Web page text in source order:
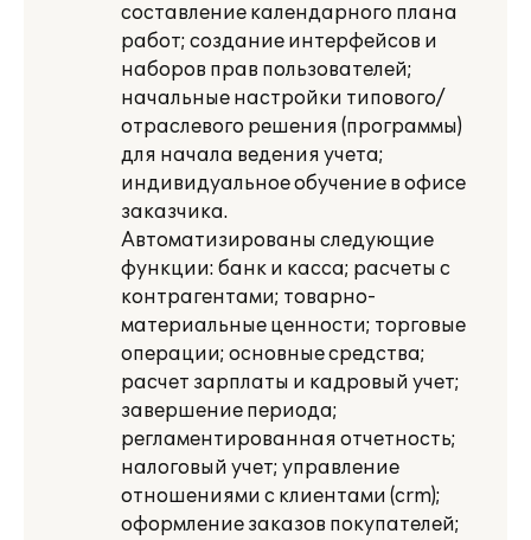
составление календарного плана
работ; создание интерфейсов и
наборов прав пользователей;
начальные настройки типового/
отраслевого решения (программы)
для начала ведения учета;
индивидуальное обучение в офисе
заказчика.
Автоматизированы следующие
функции: банк и касса; расчеты с
контрагентами; товарно-
материальные ценности; торговые
операции; основные средства;
расчет зарплаты и кадровый учет;
завершение периода;
регламентированная отчетность;
налоговый учет; управление
отношениями с клиентами (crm);
оформление заказов покупателей;